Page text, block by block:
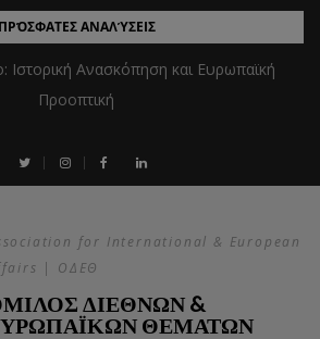
ΠΡΌΣΦΑΤΕΣ ΑΝΑΛΎΣΕΙΣ
Ανασκόπηση και Ευρωπαϊκή
Προοπτική
for International & European
| ΟΔΕΘ
ΔΙΕΘΝΩΝ &
ΘΕΜΑΤΩΝ